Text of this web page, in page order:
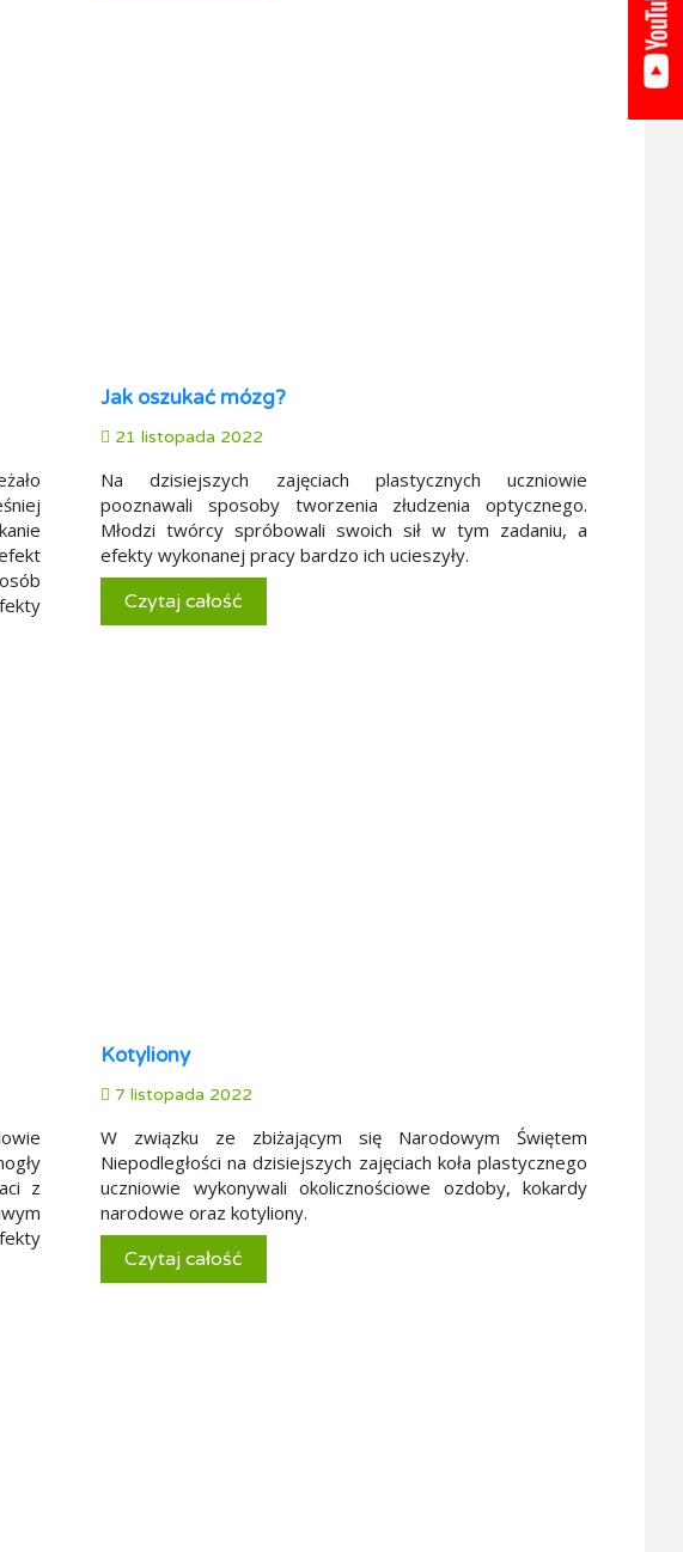
Jak oszukać mózg?
21 listopada 2022
Na dzisiejszych zajęciach plastycznych uczniowie
pooznawali sposoby tworzenia złudzenia optycznego.
Młodzi twórcy spróbowali swoich sił w tym zadaniu, a
efekty wykonanej pracy bardzo ich ucieszyły.
Czytaj całość
z
Kotyliony
7 listopada 2022
W związku ze zbiżającym się Narodowym Świętem
Niepodległości na dzisiejszych zajęciach koła plastycznego
uczniowie wykonywali okolicznościowe ozdoby, kokardy
narodowe oraz kotyliony.
Czytaj całość